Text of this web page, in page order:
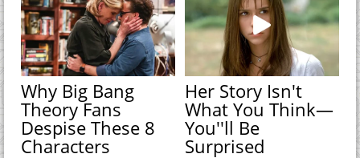
Why Big Bang
Theory Fans
Despise These 8
Characters
Her Story Isn't
What You Think—
You''ll Be
Surprised